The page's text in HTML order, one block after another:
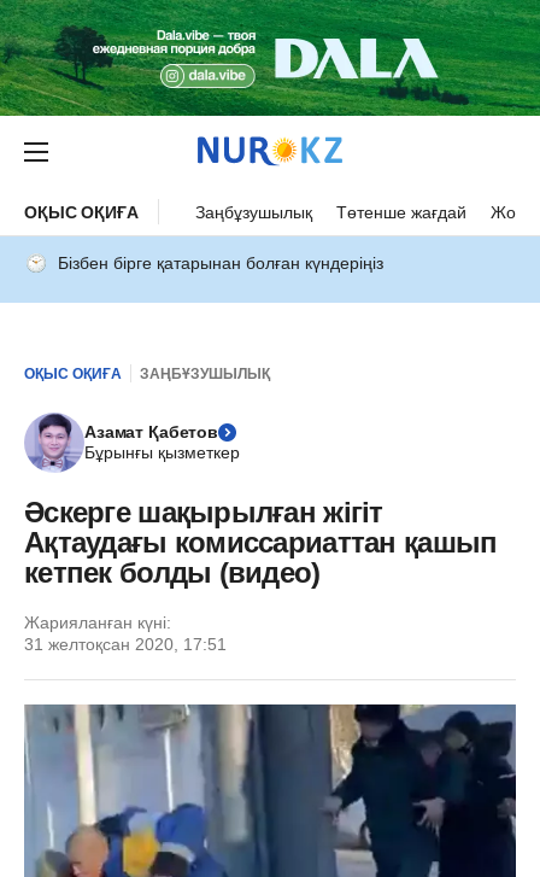
ОҚЫС ОҚИҒА Заңбұзушылық Төтенше жағдай Жол
Бізбен бірге қатарынан болған күндеріңіз
ОҚЫС ОҚИҒА ЗАҢБҰЗУШЫЛЫҚ
Азамат Қабетов
Бұрынғы қызметкер
Әскерге шақырылған жігіт
Ақтаудағы комиссариаттан қашып
кетпек болды (видео)
Жарияланған күні:
31 желтоқсан 2020, 17:51